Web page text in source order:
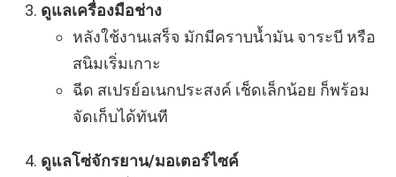
ดูแลเครื่องมือช่าง
หลังใช้งานเสร็จ มักมีคราบน้ำมัน จาระบี หรือ
สนิมเริ่มเกาะ
ฉีด สเปรย์อเนกประสงค์ เช็ดเล็กน้อย ก็พร้อม
จัดเก็บได้ทันที
ดูแลโซ่จักรยาน/มอเตอร์ไซค์